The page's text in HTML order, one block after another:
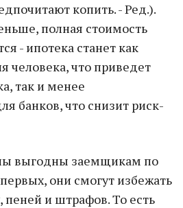
копить. - Ред.).
полная стоимость
- ипотека станет как
человека, что приведет
так и менее
банков, что снизит риск-
выгодны заемщикам по
они смогут избежать
пеней и штрафов. То есть